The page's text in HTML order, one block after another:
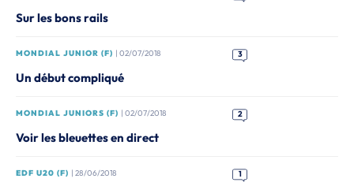
Sur les bons rails
MONDIAL JUNIOR (F) | 02/07/2018 3
Un début compliqué
MONDIAL JUNIORS (F) | 02/07/2018 2
Voir les bleuettes en direct
EDF U20 (F) | 28/06/2018 1